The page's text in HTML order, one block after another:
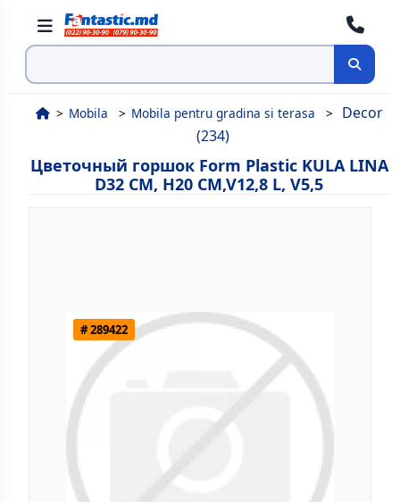
Поиск
Mobila Mobila pentru gradina si terasa
Decor
(234)
Цветочный горшок Form Plastic KULA LINA
D32 CM, H20 CM,V12,8 L, V5,5
# 289422